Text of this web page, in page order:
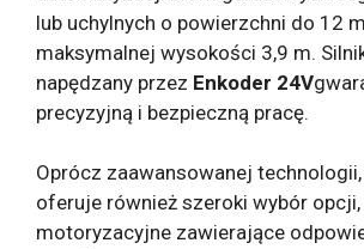
lub uchylnych o powierzchni do 12
maksymalnej wysokości 3,9 m.
napędzany przez Enkoder 24V
precyzyjną i bezpieczną pracę.
Oprócz zaawansowanej technologii,
oferuje również szeroki wybór
motoryzacyjne zawierające